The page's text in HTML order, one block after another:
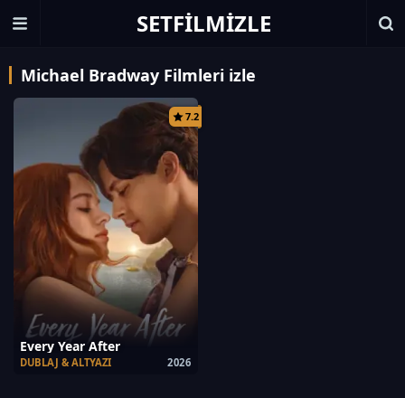
SETFILMIZLE
Michael Bradway Filmleri izle
7.2
Every Year After
2026
DUBLAJ & ALTYAZI